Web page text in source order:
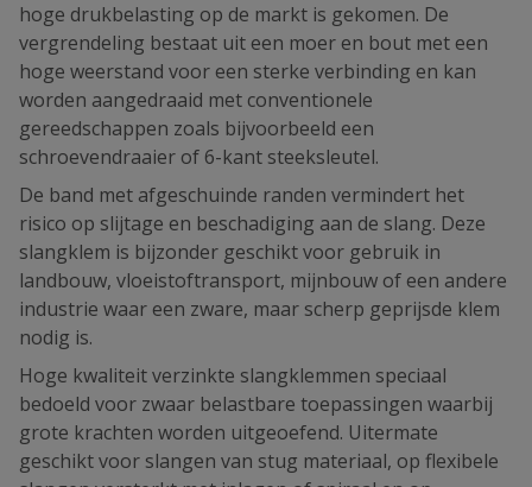
hoge drukbelasting op de markt is gekomen. De
vergrendeling bestaat uit een moer en bout met een
hoge weerstand voor een sterke verbinding en kan
worden aangedraaid met conventionele
gereedschappen zoals bijvoorbeeld een
schroevendraaier of 6-kant steeksleutel.
De band met afgeschuinde randen vermindert het
risico op slijtage en beschadiging aan de slang. Deze
slangklem is bijzonder geschikt voor gebruik in
landbouw, vloeistoftransport, mijnbouw of een andere
industrie waar een zware, maar scherp geprijsde klem
nodig is.
Hoge kwaliteit verzinkte slangklemmen speciaal
bedoeld voor zwaar belastbare toepassingen waarbij
grote krachten worden uitgeoefend. Uitermate
geschikt voor slangen van stug materiaal, op flexibele